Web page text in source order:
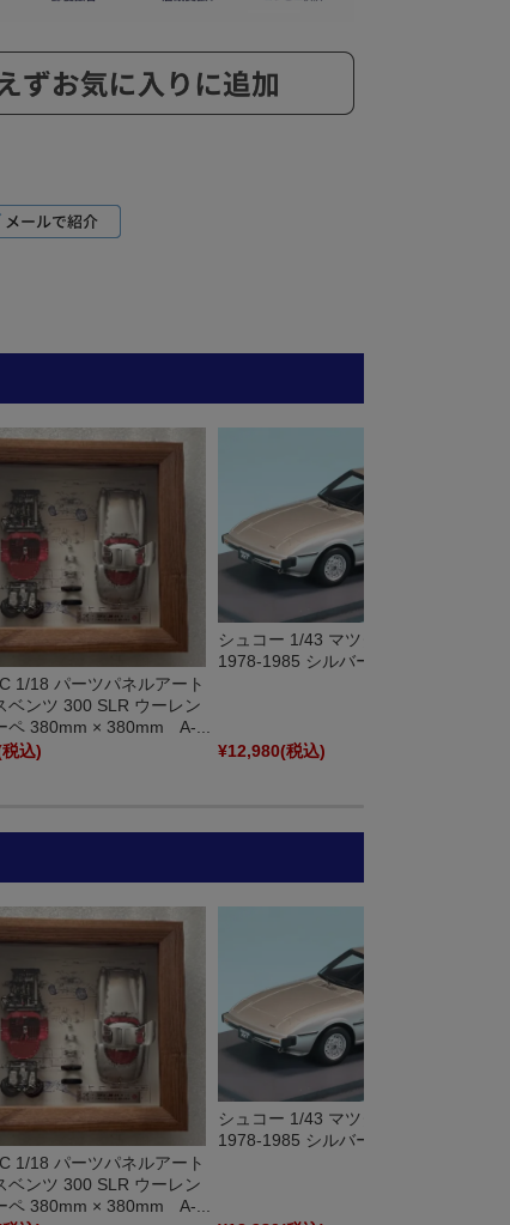
1/18 パーツパネルアート
ベンツ 300 SLR ウーレン
ペ 380mm × 380mm A-...
込)
シュコー 1/43 マツダ サバンナ RX-7
1978-1985 シルバー 43U00155
¥12,980(税込)
1/18 パーツパネルアート
ベンツ 300 SLR ウーレン
ペ 380mm × 380mm A-...
シュコー 1/43 マツダ サバンナ RX-7
1978-1985 シルバー 43U00155